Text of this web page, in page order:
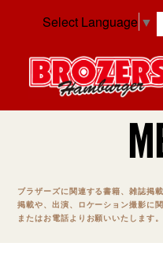
Select Language ▼
ブラザーズに関連する書籍、雑誌掲
掲載や、出演、ロケーション撮影に
またはお電話よりお願いいたします。